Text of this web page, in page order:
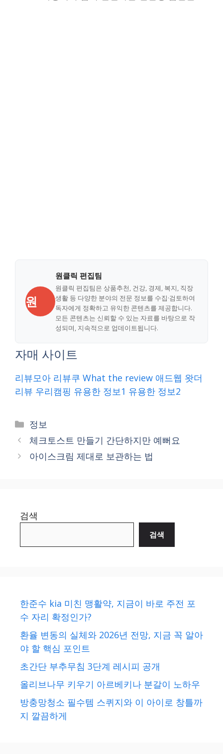
원
원클릭 편집팀
원클릭 편집팀은 상품추천, 건강, 경제, 복지, 직장
생활 등 다양한 분야의 전문 정보를 수집·검토하여
독자에게 정확하고 유익한 콘텐츠를 제공합니다.
모든 콘텐츠는 신뢰할 수 있는 자료를 바탕으로 작
성되며, 지속적으로 업데이트됩니다.
자매 사이트
리뷰모아 리뷰쿠 What the review 애드웹 왓더
리뷰 우리캠핑 유용한 정보1 유용한 정보2
Categories
정보
체크토스트 만들기 간단하지만 예뻐요
아이스크림 제대로 보관하는 법
검색
검색
한준수 kia 미친 맹활약, 지금이 바로 주전 포
수 자리 확정인가?
환율 변동의 실체와 2026년 전망, 지금 꼭 알아
야 할 핵심 포인트
초간단 부추무침 3단계 레시피 공개
올리브나무 키우기 아르베키나 분갈이 노하우
방충망청소 필수템 스퀴지와 이 아이로 창틀까
지 깔끔하게